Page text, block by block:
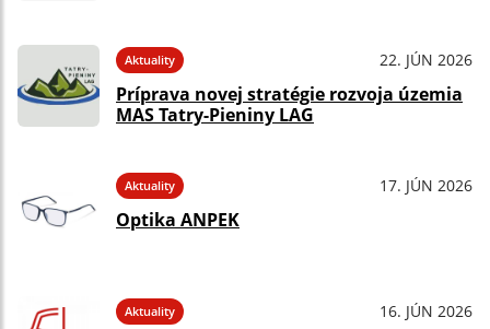
Aktuality 22. JÚN 2026
Príprava novej stratégie rozvoja územia
MAS Tatry-Pieniny LAG
Aktuality 17. JÚN 2026
Optika ANPEK
Aktuality 16. JÚN 2026